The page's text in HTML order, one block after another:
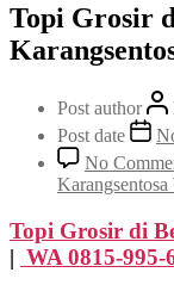
Topi Grosir
Post author
Post date
No
Topi Grosir di
| WA 0815-995-